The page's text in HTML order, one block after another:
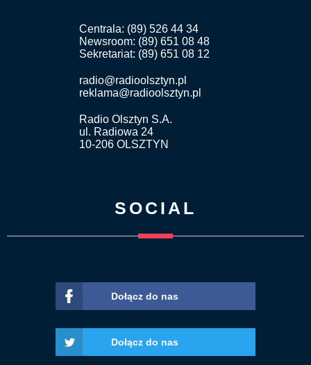
Centrala: (89) 526 44 34
Newsroom: (89) 651 08 48
Sekretariat: (89) 651 08 12
radio@radioolsztyn.pl
reklama@radioolsztyn.pl
Radio Olsztyn S.A.
ul. Radiowa 24
10-206 OLSZTYN
SOCIAL
Dołącz do nas
Dołącz do nas